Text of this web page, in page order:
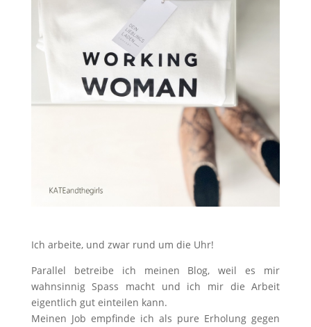
Ich arbeite, und zwar rund um die Uhr!
Parallel betreibe ich meinen Blog, weil es mir
wahnsinnig Spass macht und ich mir die Arbeit
eigentlich gut einteilen kann.
Meinen Job empfinde ich als pure Erholung gegen